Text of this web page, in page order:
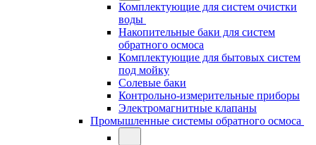
Комплектующие для систем очистки
воды
Накопительные баки для систем
обратного осмоса
Комплектующие для бытовых систем
под мойку
Солевые баки
Контрольно-измерительные приборы
Электромагнитные клапаны
Промышленные системы обратного осмоса